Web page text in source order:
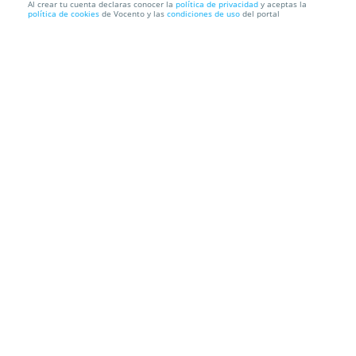
MBA + Máster a elección o Máster Doble
Al crear tu cuenta declaras conocer la política de privacidad y aceptas la
política de cookies de Vocento y las condiciones de uso del portal